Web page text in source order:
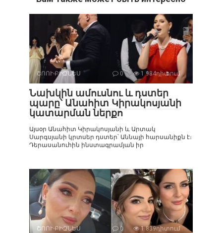
ՇՈՈՒ-ԲԻԶՆԵՍ 0 1 984դիտում
Նախկին ամուսնու և դստեր
պարը՝ Անահիտ Կիրակոսյանի
կատարման ներքո
Այսօր Անահիտ Կիրակոսյանի և Արտակ
Սարգսյանի կրտսեր դստեր՝ Աննայի հարսանիքն է։
Դերասանուհին ինստագրամյան իր
ՇՈՈՒ-ԲԻԶՆԵՍ 0 1 839դիտում